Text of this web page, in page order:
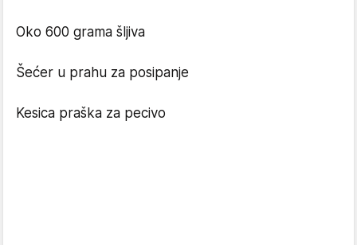
Oko 600 grama šljiva
Šećer u prahu za posipanje
Kesica praška za pecivo